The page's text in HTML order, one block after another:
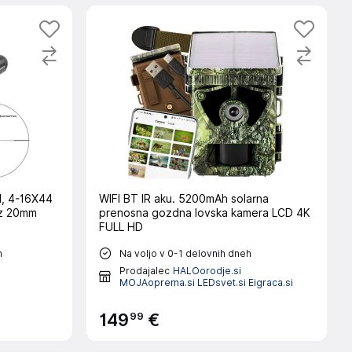
4-16X44
20mm
WIFI BT IR aku. 5200mAh solarna
prenosna gozdna lovska kamera LCD 4K
FULL HD
Na voljo v 0-1 delovnih dneh
Prodajalec HALOorodje.si
MOJAoprema.si LEDsvet.si Eigraca.si
14999 €